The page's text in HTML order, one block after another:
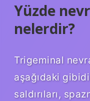
Yüzde
nelerdir?
Trigeminal
aşağıdaki
saldırıları,